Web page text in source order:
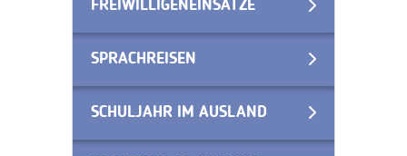
FREIWILLIGENEINSÄTZE
SPRACHREISEN
SCHULJAHR IM AUSLAND